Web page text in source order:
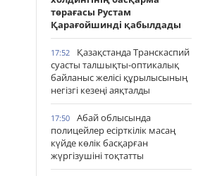
төрағасы Рустам
Қарағойшинді қабылдады
17:52
Қазақстанда Транскаспий
суасты талшықты-оптикалық
байланыс желісі құрылысының
негізгі кезеңі аяқталды
17:50
Абай облысында
полицейлер есірткілік масаң
күйде көлік басқарған
жүргізушіні тоқтатты